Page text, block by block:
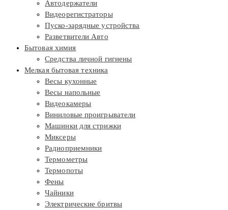
Автодержатели
Видеорегистраторы
Пуско-зарядные устройства
Разветвители Авто
Бытовая химия
Средства личной гигиены
Мелкая бытовая техника
Весы кухонные
Весы напольные
Видеокамеры
Виниловые проигрыватели
Машинки для стрижки
Миксеры
Радиоприемники
Термометры
Термопоты
Фены
Чайники
Электрические бритвы